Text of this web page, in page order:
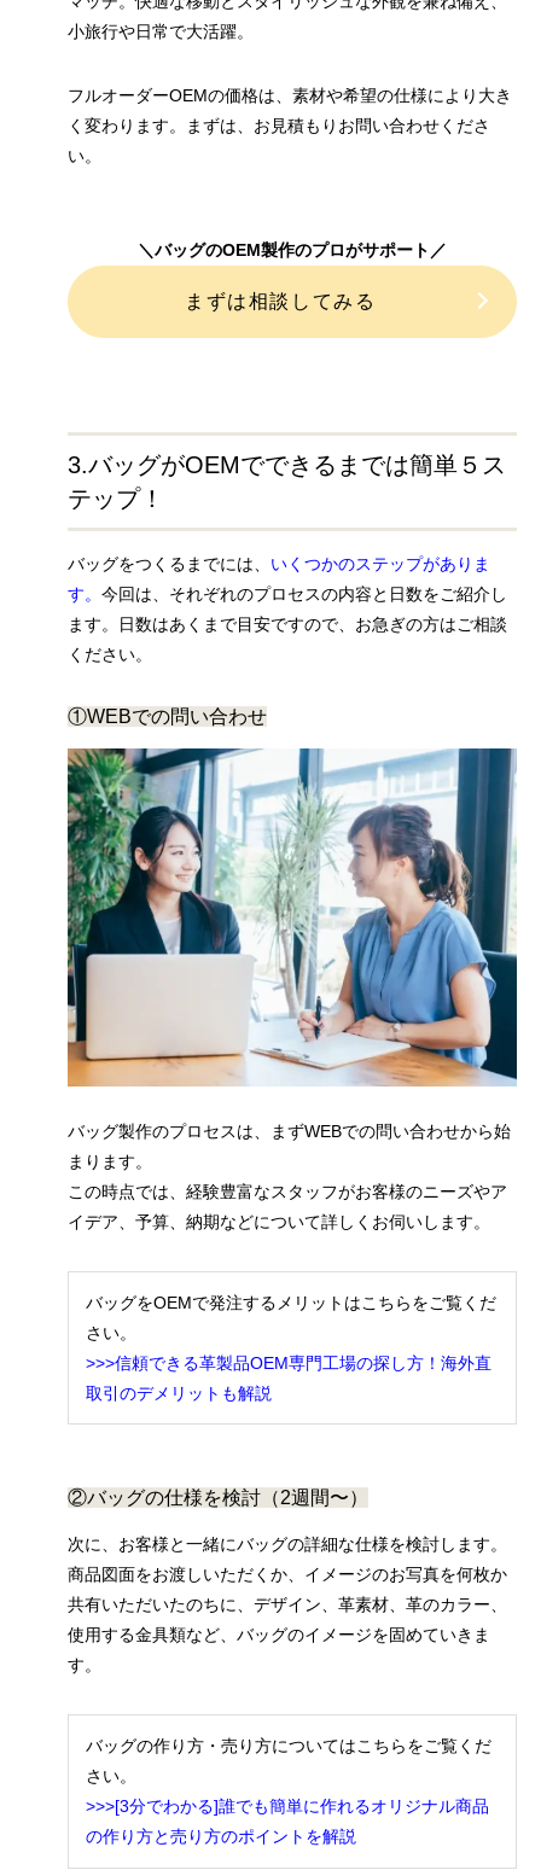
小旅行や日常で大活躍。
フルオーダーOEMの価格は、素材や希望の仕様により大き
く変わります。まずは、お見積もりお問い合わせくださ
い。
＼バッグのOEM製作のプロがサポート／
まずは相談してみる
3.バッグがOEMでできるまでは簡単５ス
テップ！
バッグをつくるまでには、 いくつかのステップがありま
す。今回は、それぞれのプロセスの内容と日数をご紹介し
ます。日数はあくまで目安ですので、お急ぎの方はご相談
ください。
①WEBでの問い合わせ
バッグ製作のプロセスは、まずWEBでの問い合わせから始
まります。
この時点では、経験豊富なスタッフがお客様のニーズやア
イデア、予算、納期などについて詳しくお伺いします。
バッグをOEMで発注するメリットはこちらをご覧くだ
さい。
>>>信頼できる革製品OEM専門工場の探し方！海外直
取引のデメリットも解説
②バッグの仕様を検討（2週間〜）
次に、お客様と一緒にバッグの詳細な仕様を検討します。
商品図面をお渡しいただくか、イメージのお写真を何枚か
共有いただいたのちに、デザイン、革素材、革のカラー、
使用する金具類など、バッグのイメージを固めていきま
す。
バッグの作り方・売り方についてはこちらをご覧くだ
さい。
>>>[3分でわかる]誰でも簡単に作れるオリジナル商品
の作り方と売り方のポイントを解説